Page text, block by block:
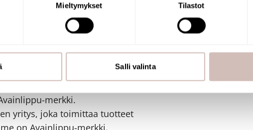
käsitellään ja miten voit määrittää asetuksesi
sen milloin vain evästeilmoituksessa.
Lisäksi jaamme sosiaalisen median, mainosalan ja
siitä, miten käytät sivustoamme. Kumppanimme voivat yhdistää
Mieltymykset Tilastot
Salli valinta
merkki.
yritys, joka toimittaa tuotteet
on Avainlippu-merkki.